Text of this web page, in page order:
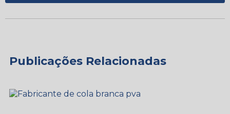
Publicações Relacionadas